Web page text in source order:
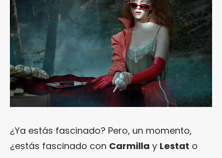
¿Ya estás fascinado? Pero, un momento,
¿estás fascinado con Carmilla y Lestat o